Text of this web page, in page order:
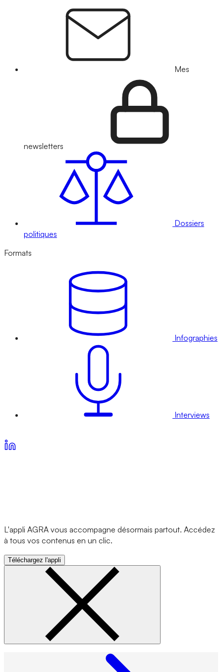
Mes
newsletters
Dossiers
politiques
Formats
Infographies
Interviews
L'appli AGRA vous accompagne désormais partout. Accédez
à tous vos contenus en un clic.
Téléchargez l'appli